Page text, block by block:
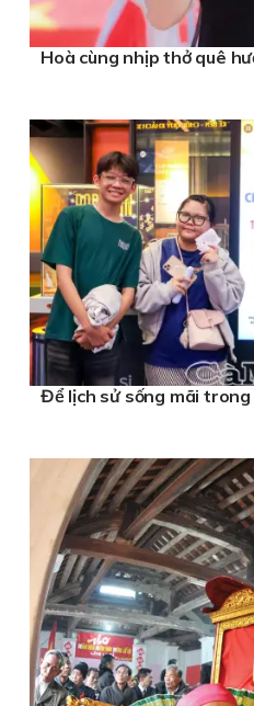
Hoà cùng nhịp thở quê
Để lịch sử sống mãi